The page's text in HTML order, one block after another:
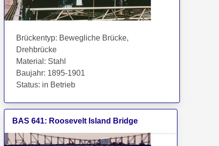
Brückentyp: Bewegliche Brücke,
Drehbrücke
Material : Stahl
Baujahr: 1895-1901
Status: in Betrieb
BAS 641: Roosevelt Island Bridge